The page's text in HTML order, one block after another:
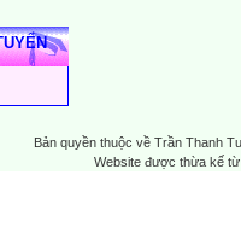
Bản quyền thuộc về Trần Thanh
Website được thừa kế